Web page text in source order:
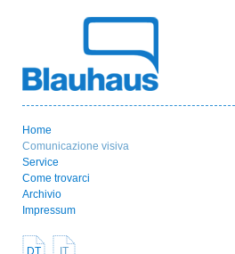
Home
Comunicazione visiva
Service
Come trovarci
Archivio
Impressum
DT IT